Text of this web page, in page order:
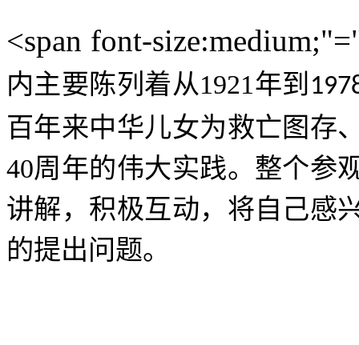
<span font-
内主要陈列着从1921年到
百年来中华儿女为救亡图存
40周年的伟大实践。 整个参
讲解，积极互动，将自己感
的提出问题。